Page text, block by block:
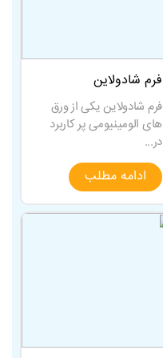
فرم شادولاین
فرم شادولاین یکی از ورق
های الومینیومی پر کاربرد
در...
ادامه مطلب